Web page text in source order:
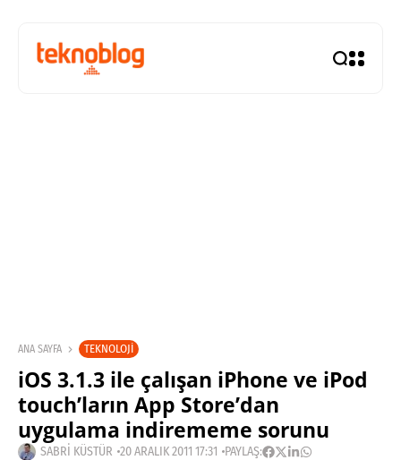
ANA SAYFA TEKNOLOJI
iOS 3.1.3 ile çalışan iPhone ve iPod
touch’ların App Store’dan
uygulama indirememe sorunu
SABRI KÜSTÜR 20 ARALIK 2011 17:31 PAYLAŞ: